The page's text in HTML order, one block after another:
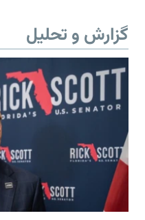
گزارش و تحلیل